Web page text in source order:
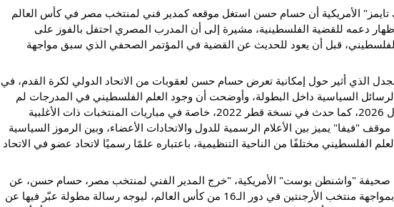
الأمريكية أن حسام حسن استغل موقعه كمدير فني لمنتخب مصر في كأس العالم
دعمه للقضية الفلسطينية، مشيرة إلى أن المدرب المصري احتفل بالفوز على
الفلسطيني، قبل أن يعود للحديث عن القضية في المؤتمر الصحفي الذي سبق مواجهة
الذي أثير حول إمكانية تعرض حسام حسن لعقوبات من الاتحاد الدولي لكرة القدم، في
السياسية داخل البطولة، وأوضحت أن وجود العلم الفلسطيني في المدرجات لم
يكن جديدًا خلال مونديال 2026، كما حدث في نسخة قطر 2022، خاصة في مباريات المنتخبات ذات الأغلبية
"فيفا" يميز بين الأعلام الرسمية للدول والاتحادات الأعضاء، وبين الرموز السياسية
الفلسطيني مختلفًا من الناحية التنظيمية، باعتباره علمًا رسميًا لاتحاد عضو في الاتحاد
صحيفة "واشنطن بوست" الأمريكية، "خرج المدير الفني لمنتخب مصر، حسام حسن، عن
الحديث الفني الخاص بمواجهة منتخب الأرجنتين في دور الـ16 من كأس العالم، ليوجه رسالة مطولة عبّر فيها عن